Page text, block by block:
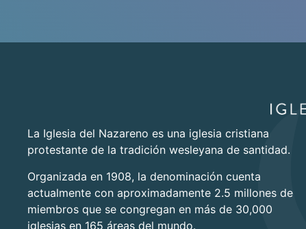
La Iglesia del Nazareno es una iglesia cristiana
protestante de la tradición wesleyana de santidad.
Organizada en 1908, la denominación cuenta
actualmente con aproximadamente 2.5 millones de
miembros que se congregan en más de 30,000
iglesias en 165 áreas del mundo.